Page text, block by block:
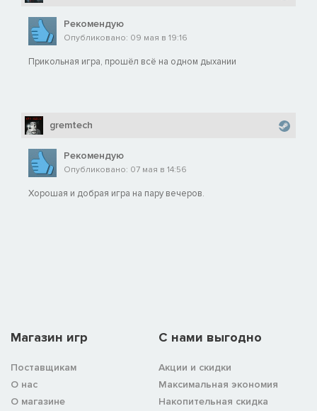
Рекомендую
Опубликовано: 09 мая в 19:16
Прикольная игра, прошёл всё на одном дыхании
gremtech
Рекомендую
Опубликовано: 07 мая в 14:56
Хорошая и добрая игра на пару вечеров.
Магазин игр
Поставщикам
О нас
О магазине
C нами выгодно
Акции и скидки
Максимальная экономия
Накопительная скидка